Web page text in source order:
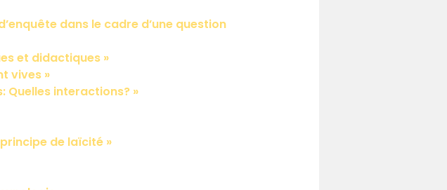
dans le cadre d’une question
et didactiques »
vives »
Quelles interactions? »
principe de laïcité »